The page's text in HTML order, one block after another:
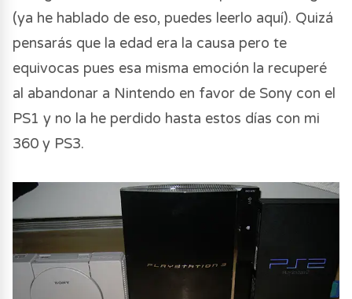
(ya he hablado de eso, puedes leerlo aquí). Quizá
pensarás que la edad era la causa pero te
equivocas pues esa misma emoción la recuperé
al abandonar a Nintendo en favor de Sony con el
PS1 y no la he perdido hasta estos días con mi
360 y PS3.